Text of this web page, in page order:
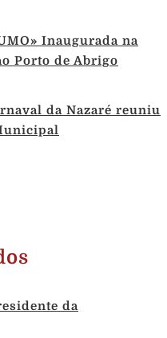
Inaugurada na
Porto de Abrigo
da Nazaré reuniu
da